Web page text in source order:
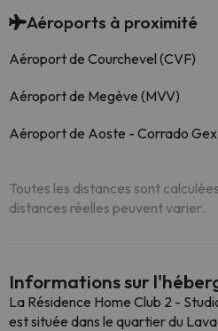
Aéroports à proximité
Aéroport de Courchevel (CVF)
Aéroport de Megève (MVV)
Aéroport de Aoste - Corrado
Toutes les distances sont
distances réelles peuvent varier.
Informations sur
La Résidence Home Club 2 -
est située dans le quartier du